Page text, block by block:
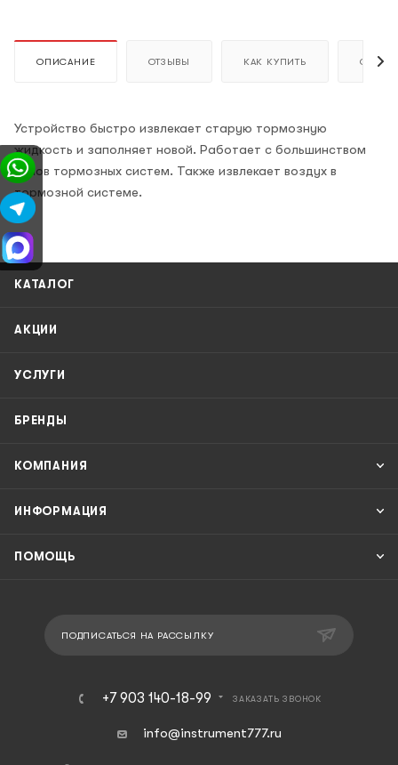
ОПИСАНИЕ ОТЗЫВЫ КАК КУПИТЬ ОПЛАТА
Устройство быстро извлекает старую тормозную
жидкость и заполняет новой. Работает с большинством
типов тормозных систем. Также извлекает воздух в
тормозной системе.
КАТАЛОГ
АКЦИИ
УСЛУГИ
БРЕНДЫ
КОМПАНИЯ
ИНФОРМАЦИЯ
ПОМОЩЬ
ПОДПИСАТЬСЯ НА РАССЫЛКУ
+7 903 140-18-99 ЗАКАЗАТЬ ЗВОНОК
info@instrument777.ru